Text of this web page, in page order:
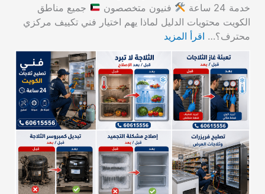
خدمة 24 ساعة
فنيون متخصصون
جميع مناطق
الكويت محتويات الدليل لماذا يهم اختيار فني تكييف مركزي
محترف؟… اقرأ المزيد